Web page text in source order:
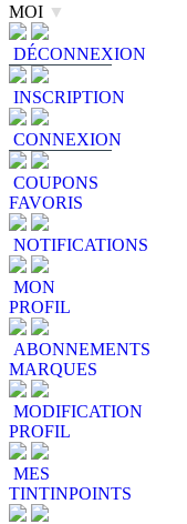
MOI ▼
DÉCONNEXION
INSCRIPTION
CONNEXION
COUPONS
FAVORIS
NOTIFICATIONS
MON
PROFIL
ABONNEMENTS
MARQUES
MODIFICATION
PROFIL
MES
TINTINPOINTS